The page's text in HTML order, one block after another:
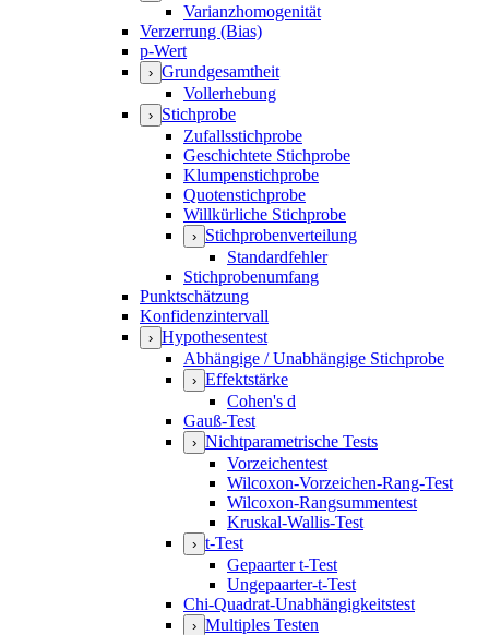
Varianzhomogenität
Verzerrung (Bias)
p-Wert
› Grundgesamtheit
Vollerhebung
› Stichprobe
Zufallsstichprobe
Geschichtete Stichprobe
Klumpenstichprobe
Quotenstichprobe
Willkürliche Stichprobe
› Stichprobenverteilung
Standardfehler
Stichprobenumfang
Punktschätzung
Konfidenzintervall
› Hypothesentest
Abhängige / Unabhängige Stichprobe
› Effektstärke
Cohen's d
Gauß-Test
› Nichtparametrische Tests
Vorzeichentest
Wilcoxon-Vorzeichen-Rang-Test
Wilcoxon-Rangsummentest
Kruskal-Wallis-Test
› t-Test
Gepaarter t-Test
Ungepaarter-t-Test
Chi-Quadrat-Unabhängigkeitstest
› Multiples Testen